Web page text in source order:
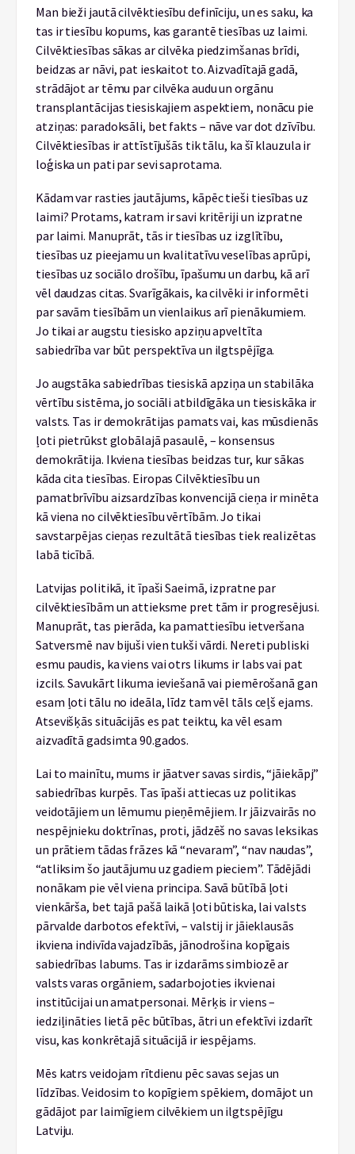
Man bieži jautā cilvēktiesību definīciju, un es saku, ka
tas ir tiesību kopums, kas garantē tiesības uz laimi.
Cilvēktiesības sākas ar cilvēka piedzimšanas brīdi,
beidzas ar nāvi, pat ieskaitot to. Aizvadītajā gadā,
strādājot ar tēmu par cilvēka audu un orgānu
transplantācijas tiesiskajiem aspektiem, nonācu pie
atziņas: paradoksāli, bet fakts – nāve var dot dzīvību.
Cilvēktiesības ir attīstījušās tik tālu, ka šī klauzula ir
loģiska un pati par sevi saprotama.
Kādam var rasties jautājums, kāpēc tieši tiesības uz
laimi? Protams, katram ir savi kritēriji un izpratne
par laimi. Manuprāt, tās ir tiesības uz izglītību,
tiesības uz pieejamu un kvalitatīvu veselības aprūpi,
tiesības uz sociālo drošību, īpašumu un darbu, kā arī
vēl daudzas citas. Svarīgākais, ka cilvēki ir informēti
par savām tiesībām un vienlaikus arī pienākumiem.
Jo tikai ar augstu tiesisko apziņu apveltīta
sabiedrība var būt perspektīva un ilgtspējīga.
Jo augstāka sabiedrības tiesiskā apziņa un stabilāka
vērtību sistēma, jo sociāli atbildīgāka un tiesiskāka ir
valsts. Tas ir demokrātijas pamats vai, kas mūsdienās
ļoti pietrūkst globālajā pasaulē, – konsensus
demokrātija. Ikviena tiesības beidzas tur, kur sākas
kāda cita tiesības. Eiropas Cilvēktiesību un
pamatbrīvību aizsardzības konvencijā cieņa ir minēta
kā viena no cilvēktiesību vērtībām. Jo tikai
savstarpējas cieņas rezultātā tiesības tiek realizētas
labā ticībā.
Latvijas politikā, it īpaši Saeimā, izpratne par
cilvēktiesībām un attieksme pret tām ir progresējusi.
Manuprāt, tas pierāda, ka pamattiesību ietveršana
Satversmē nav bijuši vien tukši vārdi. Nereti publiski
esmu paudis, ka viens vai otrs likums ir labs vai pat
izcils. Savukārt likuma ieviešanā vai piemērošanā gan
esam ļoti tālu no ideāla, līdz tam vēl tāls ceļš ejams.
Atsevišķās situācijās es pat teiktu, ka vēl esam
aizvadītā gadsimta 90.gados.
Lai to mainītu, mums ir jāatver savas sirdis, “jāiekāpj”
sabiedrības kurpēs. Tas īpaši attiecas uz politikas
veidotājiem un lēmumu pieņēmējiem. Ir jāizvairās no
nespējnieku doktrīnas, proti, jādzēš no savas leksikas
un prātiem tādas frāzes kā “nevaram”, “nav naudas”,
“atliksim šo jautājumu uz gadiem pieciem”. Tādējādi
nonākam pie vēl viena principa. Savā būtībā ļoti
vienkārša, bet tajā pašā laikā ļoti būtiska, lai valsts
pārvalde darbotos efektīvi, – valstij ir jāieklausās
ikviena indivīda vajadzībās, jānodrošina kopīgais
sabiedrības labums. Tas ir izdarāms simbiozē ar
valsts varas orgāniem, sadarbojoties ikvienai
institūcijai un amatpersonai. Mērķis ir viens –
iedziļināties lietā pēc būtības, ātri un efektīvi izdarīt
visu, kas konkrētajā situācijā ir iespējams.
Mēs katrs veidojam rītdienu pēc savas sejas un
līdzības. Veidosim to kopīgiem spēkiem, domājot un
gādājot par laimīgiem cilvēkiem un ilgtspējīgu
Latviju.